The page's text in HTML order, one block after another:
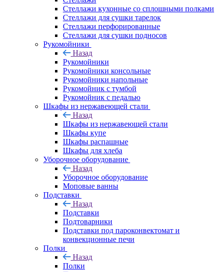
Стеллажи кухонные со сплошными полками
Стеллажи для сушки тарелок
Стеллажи перфорированные
Стеллажи для сушки подносов
Рукомойники
Назад
Рукомойники
Рукомойники консольные
Рукомойники напольные
Рукомойник с тумбой
Рукомойник с педалью
Шкафы из нержавеющей стали
Назад
Шкафы из нержавеющей стали
Шкафы купе
Шкафы распашные
Шкафы для хлеба
Уборочное оборудование
Назад
Уборочное оборудование
Моповые ванны
Подставки
Назад
Подставки
Подтоварники
Подставки под пароконвектомат и
конвекционные печи
Полки
Назад
Полки